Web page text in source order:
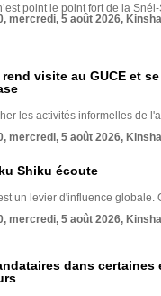
point le point fort de la
mercredi, 5 août 2026,
visite au GUCE et
les activités informelles de
mercredi, 5 août 2026,
Shiku écoute
un levier d'influence globale.
mercredi, 5 août 2026,
dans